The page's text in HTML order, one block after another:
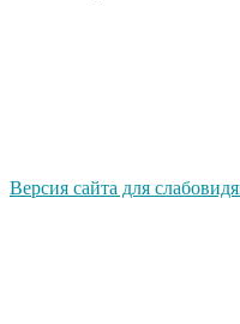
Версия сайта для